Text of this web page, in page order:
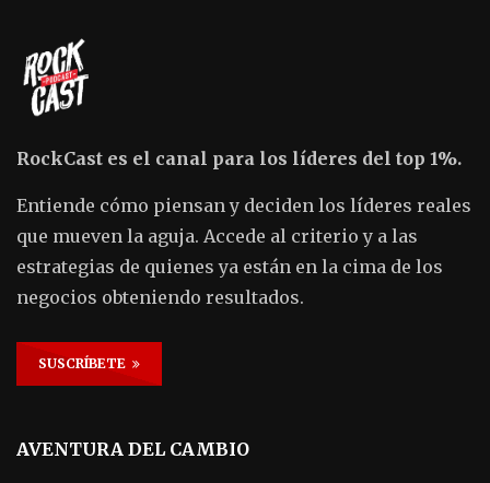
RockCast es el canal para los líderes del top 1%.
Entiende cómo piensan y deciden los líderes reales
que mueven la aguja. Accede al criterio y a las
estrategias de quienes ya están en la cima de los
negocios obteniendo resultados.
SUSCRÍBETE
AVENTURA DEL CAMBIO